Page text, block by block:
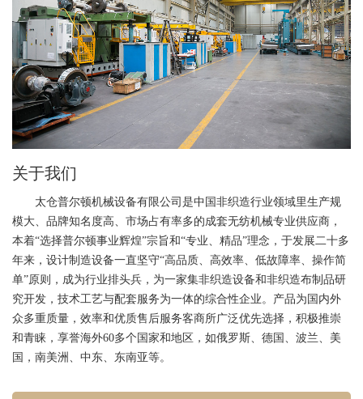
关于我们
太仓普尔顿机械设备有限公司是中国非织造行业领域里生产规
模大、品牌知名度高、市场占有率多的成套无纺机械专业供应商，
本着“选择普尔顿事业辉煌”宗旨和“专业、精品”理念，于发展二十多
年来，设计制造设备一直坚守“高品质、高效率、低故障率、操作简
单”原则，成为行业排头兵，为一家集非织造设备和非织造布制品研
究开发，技术工艺与配套服务为一体的综合性企业。产品为国内外
众多重质量，效率和优质售后服务客商所广泛优先选择，积极推崇
和青睐，享誉海外60多个国家和地区，如俄罗斯、德国、波兰、美
国，南美洲、中东、东南亚等。